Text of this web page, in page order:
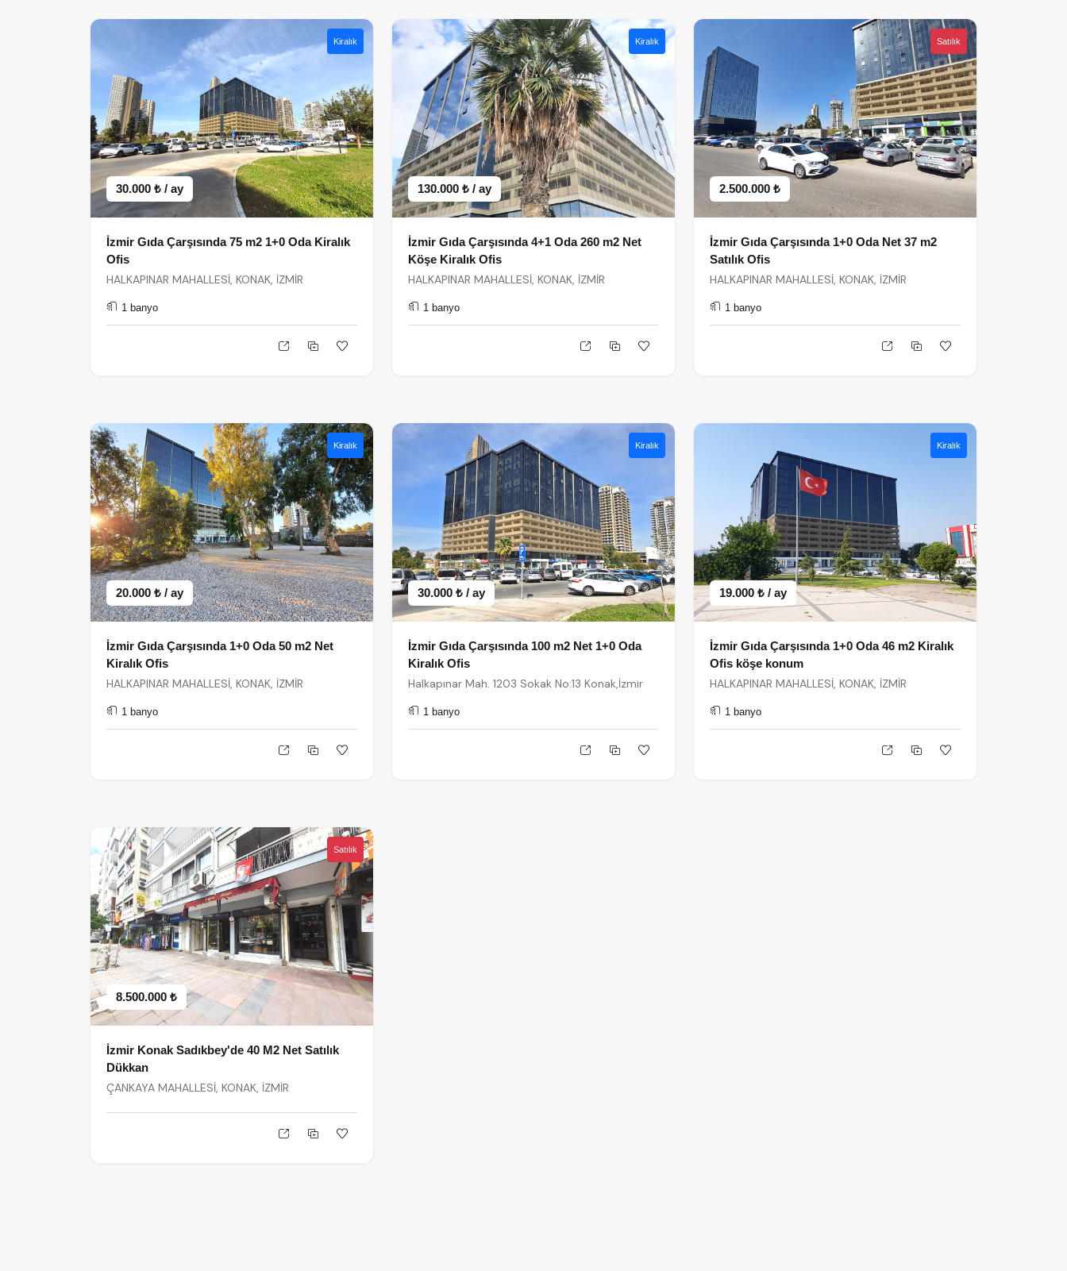
Kiralık
30.000 ₺ / ay
İzmir Gıda Çarşısında 75 m2 1+0 Oda Kiralık
Ofis
HALKAPINAR MAHALLESİ, KONAK, İZMİR
1 banyo
Kiralık
130.000 ₺ / ay
İzmir Gıda Çarşısında 4+1 Oda 260 m2 Net
Köşe Kiralık Ofis
HALKAPINAR MAHALLESİ, KONAK, İZMİR
1 banyo
Satılık
2.500.000 ₺
İzmir Gıda Çarşısında 1+0 Oda Net 37 m2
Satılık Ofis
HALKAPINAR MAHALLESİ, KONAK, İZMİR
1 banyo
Kiralık
20.000 ₺ / ay
İzmir Gıda Çarşısında 1+0 Oda 50 m2 Net
Kiralık Ofis
HALKAPINAR MAHALLESİ, KONAK, İZMİR
1 banyo
Kiralık
30.000 ₺ / ay
İzmir Gıda Çarşısında 100 m2 Net 1+0 Oda
Kiralık Ofis
Halkapınar Mah. 1203 Sokak No:13 Konak,İzmir
1 banyo
Kiralık
19.000 ₺ / ay
İzmir Gıda Çarşısında 1+0 Oda 46 m2 Kiralık
Ofis köşe konum
HALKAPINAR MAHALLESİ, KONAK, İZMİR
1 banyo
Satılık
8.500.000 ₺
İzmir Konak Sadıkbey'de 40 M2 Net Satılık
Dükkan
ÇANKAYA MAHALLESİ, KONAK, İZMİR